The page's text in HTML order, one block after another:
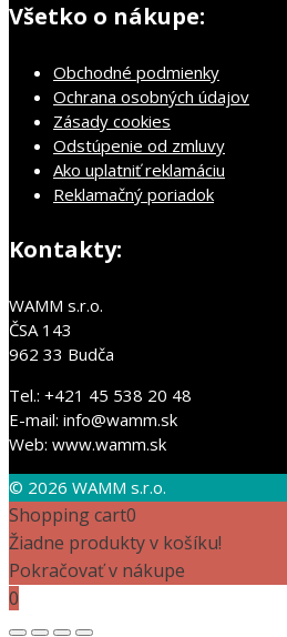
Všetko o nákupe:
Obchodné podmienky
Ochrana osobných údajov
Zásady cookies
Odstúpenie od zmluvy
Ako uplatniť reklamáciu
Reklamačný poriadok
Kontakty:
WAMM s.r.o.
ČSA 143
962 33 Budča
Tel.: +421 45 538 20 48
E-mail: info@wamm.sk
Web: www.wamm.sk
© 2026 WAMM s.r.o.
Shopping cart0
Žiadne produkty v košíku!
Pokračovať v nákupe
0